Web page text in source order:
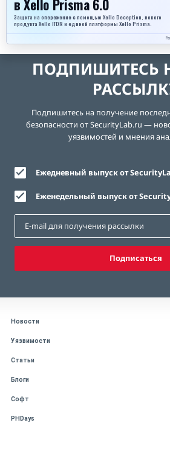
в Xello Prisma 6.0
Защита на опережение с помощью Xello Deception, нового
продукта Xello ITDR и единой платформы Xello Prisma.
ПОДПИШИТЕСЬ
Подпишитесь на получение
безопасности от SecurityLab.ru —
уязвимостей и мнения
Ежедневный выпуск от
Еженедельный выпуск от
Подписаться
Новости
Уязвимости
Статьи
Блоги
Софт
PHDays